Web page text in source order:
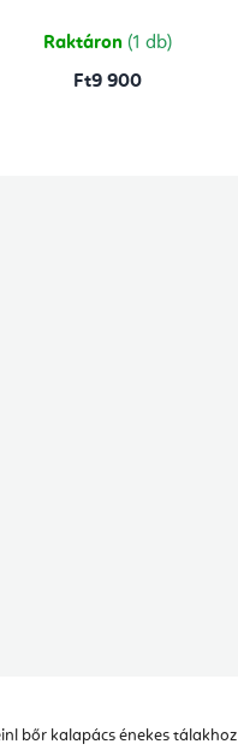
Raktáron (1 db)
Ft9 900
bőr kalapács énekes tálakhoz